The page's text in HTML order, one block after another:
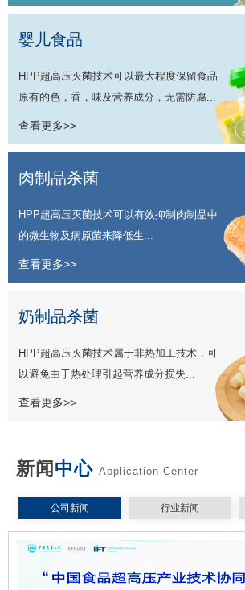
婴儿食品
HPP超高压灭菌技术可以最大程度保留食品
原有的色，香，味及营养成分，无需防腐...
查看更多>>
肉制品杀菌
HPP超高压灭菌技术可以有效抑制肉制品中
的微生物及病原菌来降低生...
查看更多>>
奶制品杀菌
HPP超高压灭菌技术属于非热加工技术，可
以避免由于热处理引起营养成分损失...
查看更多>>
新闻中心 Application Center
公司新闻 行业新闻